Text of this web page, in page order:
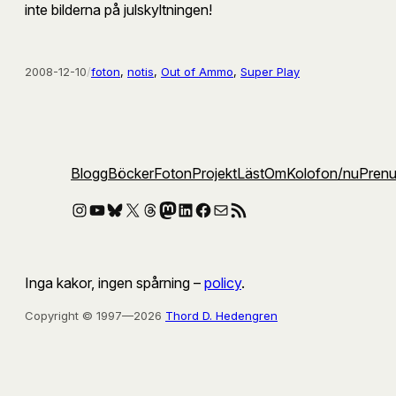
inte bilderna på julskyltningen!
2008-12-10/foton, notis, Out of Ammo, Super Play
BloggBöckerFotonProjektLästOmKolofon/nu
Instagram
YouTube
Bluesky
X Threads
Mastodon
LinkedIn
Facebook
E-postRSS-flöde
Inga kakor, ingen spårning – policy.
Copyright © 1997—2026 Thord D. Hedengren